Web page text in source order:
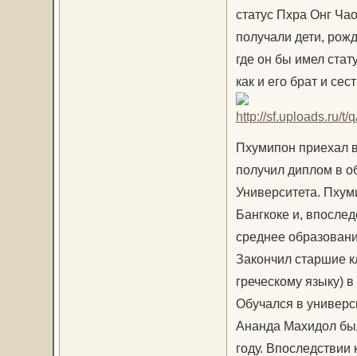
статус Пхра Онг
получали дети,
где он бы имел
как и его брат и
Пхумипон приехал
получил диплом в
Университета.
Бангкоке и,
среднее
Закончил старшие
греческому языку)
Обучался в
Ананда Махидол
году.